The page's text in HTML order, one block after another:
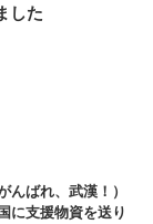
んばれ、武漢！）
に支援物資を送り